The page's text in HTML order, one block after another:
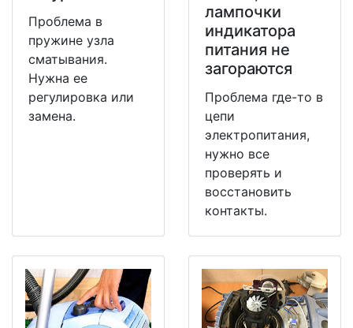
Проблема в
пружине узла
сматывания.
Нужна ее
регулировка или
замена.
лампочки
индикатора
питания не
загораются
Проблема где-то в
цепи
электропитания,
нужно все
проверять и
восстановить
контакты.